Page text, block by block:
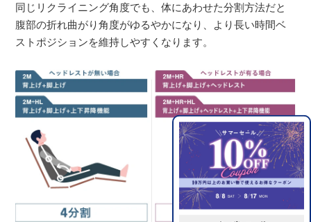
同じリクライニング角度でも、体にあわせた分割方法だと
腹部の折れ曲がり角度がゆるやかになり、より長い時間ベ
ストポジションを維持しやすくなります。